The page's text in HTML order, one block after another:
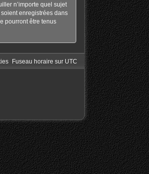
n’importe quel sujet
enregistrées dans
pourront être tenus
Fuseau horaire sur UTC